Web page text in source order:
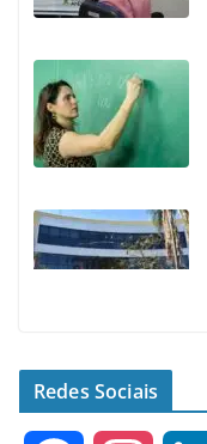
Redes Sociais